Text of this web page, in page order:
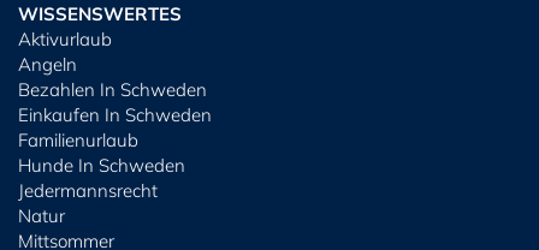
WISSENSWERTES
Aktivurlaub
Angeln
Bezahlen In Schweden
Einkaufen In Schweden
Familienurlaub
Hunde In Schweden
Jedermannsrecht
Natur
Mittsommer